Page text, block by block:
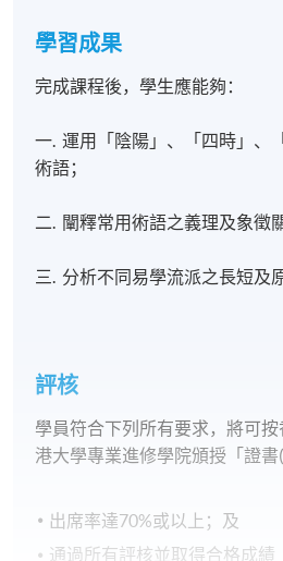
學習成果
完成課程後，學生應能夠：
一. 運用「陰陽」、「四時」、
術語；
二. 闡釋常用術語之義理及象徵
三. 分析不同易學流派之長短及
評核
學員符合下列所有要求，將可
港大學專業進修學院頒授「證書
出席率達70%或以上；及
通過所有評核並取得合格成績